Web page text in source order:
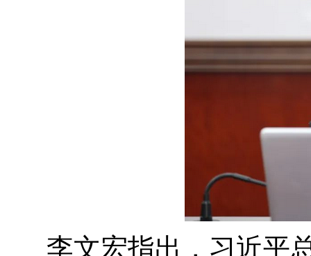
李文宏指出，习近平